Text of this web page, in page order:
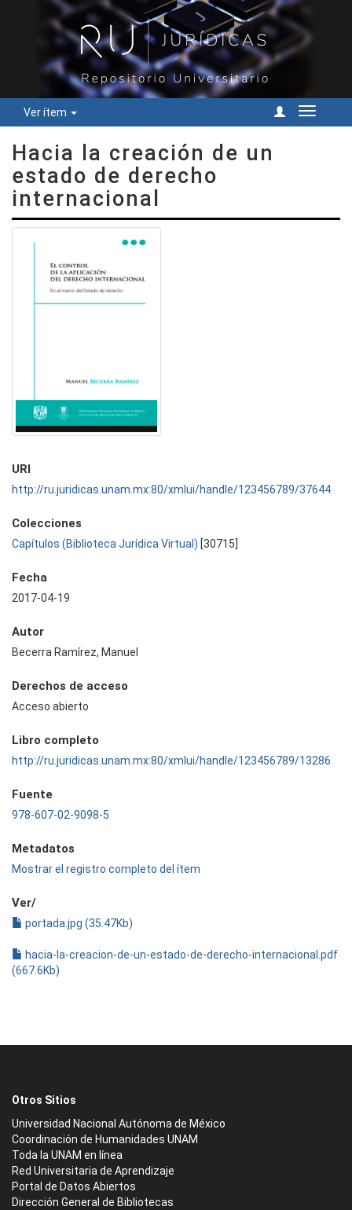
Ver ítem
Cambiar
Hacia la creación de un
estado de derecho
internacional
URI
http://ru.juridicas.unam.mx:80/xmlui/handle/123456789/37644
Colecciones
Capítulos (Biblioteca Jurídica Virtual) [30715]
Fecha
2017-04-19
Autor
Becerra Ramírez, Manuel
Derechos de acceso
Acceso abierto
Libro completo
http://ru.juridicas.unam.mx:80/xmlui/handle/123456789/13286
Fuente
978-607-02-9098-5
Metadatos
Mostrar el registro completo del ítem
Ver/
portada.jpg (35.47Kb)
hacia-la-creacion-de-un-estado-de-derecho-internacional.pdf
(667.6Kb)
Otros Sitios
Universidad Nacional Autónoma de México
Coordinación de Humanidades UNAM
Toda la UNAM en línea
Red Universitaria de Aprendizaje
Portal de Datos Abiertos
Dirección General de Bibliotecas